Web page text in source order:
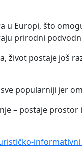
u Europi, što
prirodni
život postaje još
popularniji jer
– postaje